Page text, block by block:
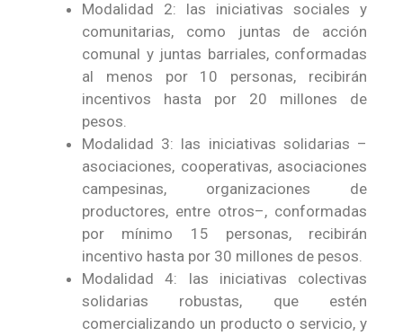
Modalidad 2: las iniciativas sociales y
comunitarias, como juntas de acción
comunal y juntas barriales, conformadas
al menos por 10 personas, recibirán
incentivos hasta por 20 millones de
pesos.
Modalidad 3: las iniciativas solidarias –
asociaciones, cooperativas, asociaciones
campesinas, organizaciones de
productores, entre otros–, conformadas
por mínimo 15 personas, recibirán
incentivo hasta por 30 millones de pesos.
Modalidad 4: las iniciativas colectivas
solidarias robustas, que estén
comercializando un producto o servicio, y